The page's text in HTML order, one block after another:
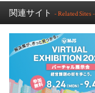
関連サイト - Related Sites -